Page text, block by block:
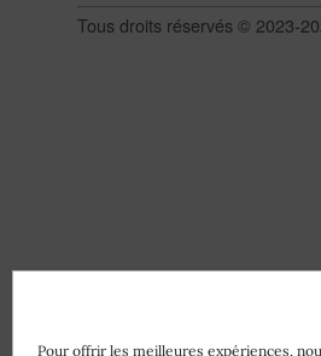
Pour offrir les meilleures expériences,
Tous droits réservés © 2023-